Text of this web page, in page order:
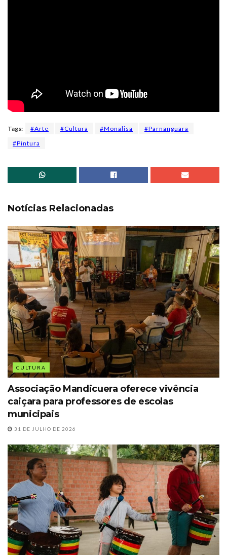
Tags: #Arte #Cultura #Monalisa
#Parnanguara
#Pintura
Notícias Relacionadas
CULTURA
Associação Mandicuera oferece vivência
caiçara para professores de escolas
municipais
31 DE JULHO DE 2026